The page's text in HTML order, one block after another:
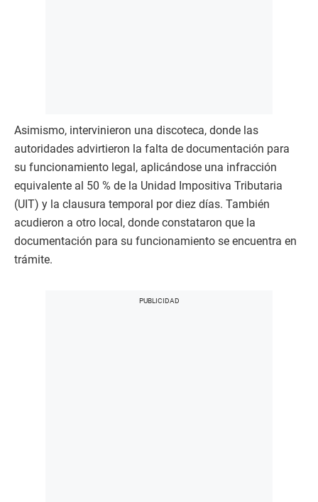
Asimismo, intervinieron una discoteca, donde las
autoridades advirtieron la falta de documentación para
su funcionamiento legal, aplicándose una infracción
equivalente al 50 % de la Unidad Impositiva Tributaria
(UIT) y la clausura temporal por diez días. También
acudieron a otro local, donde constataron que la
documentación para su funcionamiento se encuentra en
trámite.